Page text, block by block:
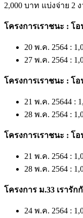
2,000 บาท แบ่งจ่าย 2
โครงการเราชนะ : โอ
20 พ.ค. 2564 :
27 พ.ค. 2564 :
โครงการเราชนะ : โ
21 พ.ค. 25644 :
28 พ.ค. 2564 :
โครงการเราชนะ : โ
21 พ.ค. 2564 :
28 พ.ค. 2564 :
โครงการ ม.33 เรารัก
24 พ.ค. 2564 :